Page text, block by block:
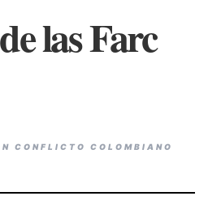
las Farc
CONFLICTO COLOMBIANO